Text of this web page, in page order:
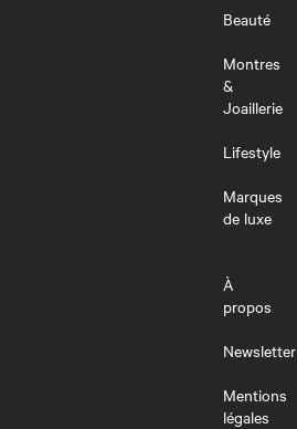
Beauté
Montres
&
Joaillerie
Lifestyle
Marques
de luxe
À
propos
Newsletter
Mentions
légales